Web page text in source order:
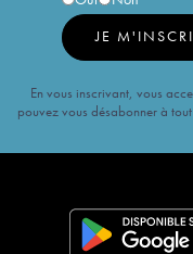
JE
En vous inscrivant, vous
pouvez vous désabonner à